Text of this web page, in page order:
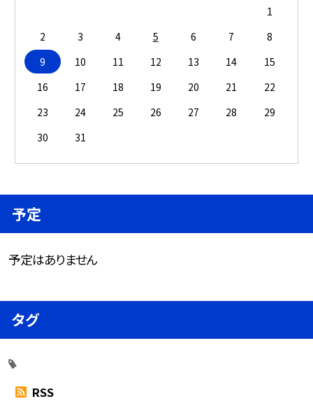
1
2
3 4 5 6 7
8
9
10 11 12 13 14
15
16
17 18 19 20 21
22
23
24 25 26 27 28
29
30
31
予定
予定はありません
タグ
RSS